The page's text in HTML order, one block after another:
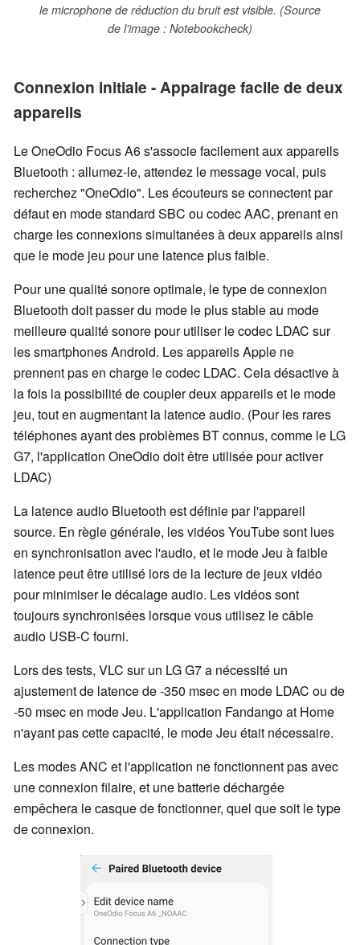
le microphone de réduction du bruit est visible. (Source
de l'image : Notebookcheck)
Connexion initiale - Appairage facile de deux
appareils
Le OneOdio Focus A6 s'associe facilement aux appareils
Bluetooth : allumez-le, attendez le message vocal, puis
recherchez "OneOdio". Les écouteurs se connectent par
défaut en mode standard SBC ou codec AAC, prenant en
charge les connexions simultanées à deux appareils ainsi
que le mode jeu pour une latence plus faible.
Pour une qualité sonore optimale, le type de connexion
Bluetooth doit passer du mode le plus stable au mode
meilleure qualité sonore pour utiliser le codec LDAC sur
les smartphones Android. Les appareils Apple ne
prennent pas en charge le codec LDAC. Cela désactive à
la fois la possibilité de coupler deux appareils et le mode
jeu, tout en augmentant la latence audio. (Pour les rares
téléphones ayant des problèmes BT connus, comme le LG
G7, l'application OneOdio doit être utilisée pour activer
LDAC)
La latence audio Bluetooth est définie par l'appareil
source. En règle générale, les vidéos YouTube sont lues
en synchronisation avec l'audio, et le mode Jeu à faible
latence peut être utilisé lors de la lecture de jeux vidéo
pour minimiser le décalage audio. Les vidéos sont
toujours synchronisées lorsque vous utilisez le câble
audio USB-C fourni.
Lors des tests, VLC sur un LG G7 a nécessité un
ajustement de latence de -350 msec en mode LDAC ou de
-50 msec en mode Jeu. L'application Fandango at Home
n'ayant pas cette capacité, le mode Jeu était nécessaire.
Les modes ANC et l'application ne fonctionnent pas avec
une connexion filaire, et une batterie déchargée
empêchera le casque de fonctionner, quel que soit le type
de connexion.